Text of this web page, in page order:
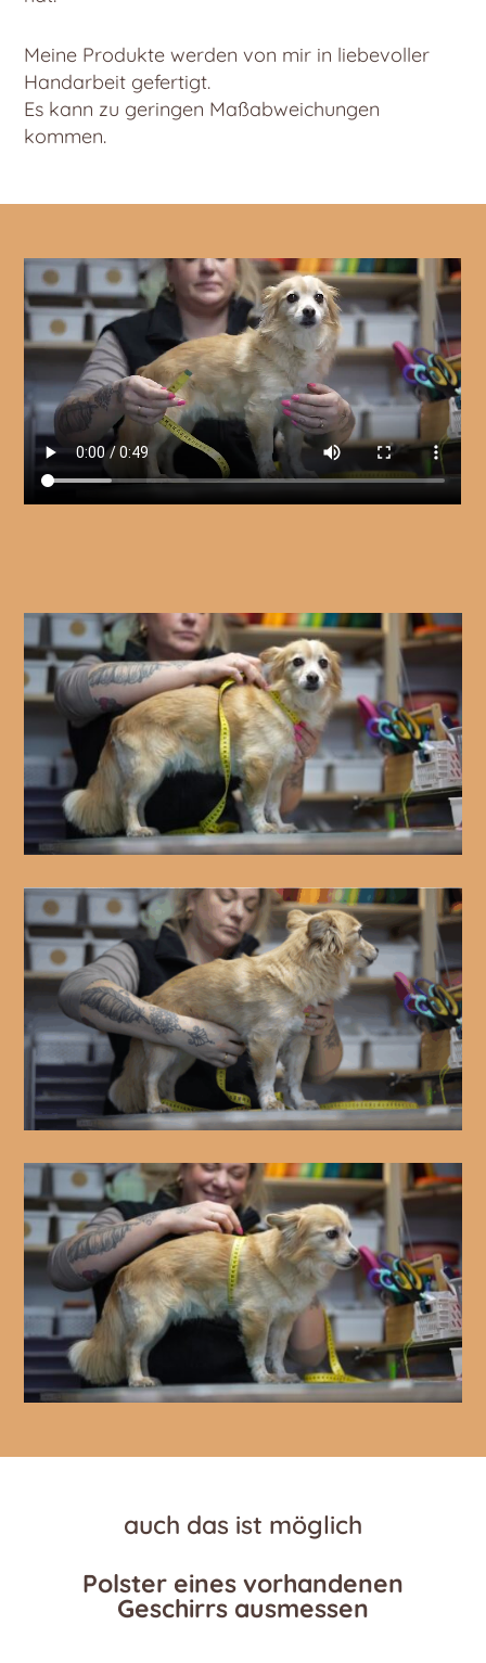
Meine Produkte werden von mir in liebevoller
Handarbeit gefertigt.
Es kann zu geringen Maßabweichungen
kommen.
auch das ist möglich
Polster eines vorhandenen
Geschirrs ausmessen